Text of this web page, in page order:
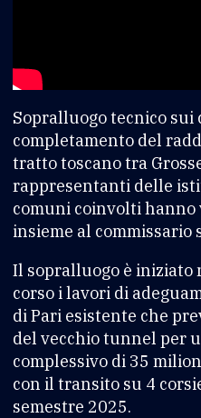
Sopralluogo tecnico
completamento del
tratto toscano tra
rappresentanti delle
comuni coinvolti
insieme al commissario
Il sopralluogo è iniziato
corso i lavori di
di Pari esistente che
del vecchio tunnel per
complessivo di 35
con il transito su 4
semestre 2025.